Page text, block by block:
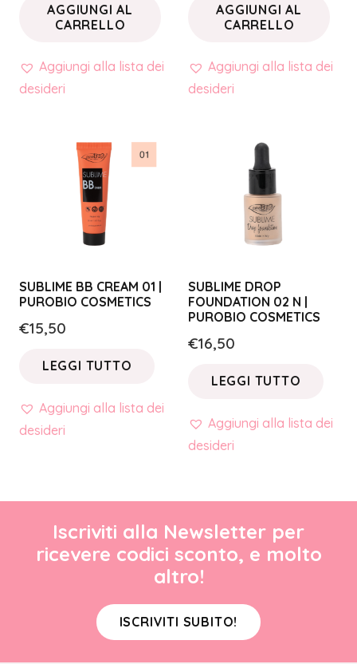
AGGIUNGI AL
CARRELLO
Aggiungi alla lista dei
desideri
AGGIUNGI AL
CARRELLO
Aggiungi alla lista dei
desideri
SUBLIME BB CREAM 01 |
PUROBIO COSMETICS
€15,50
LEGGI TUTTO
Aggiungi alla lista dei
desideri
SUBLIME DROP
FOUNDATION 02 N |
PUROBIO COSMETICS
€16,50
LEGGI TUTTO
Aggiungi alla lista dei
desideri
Iscriviti alla Newsletter per
ricevere codici sconto, e molto
altro!
ISCRIVITI SUBITO!